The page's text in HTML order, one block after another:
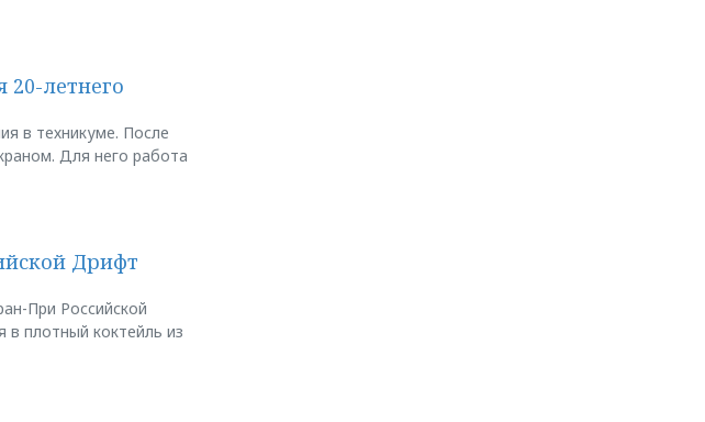
20-летнего
в техникуме. После
Для него работа
Дрифт
При Российской
в плотный коктейль из